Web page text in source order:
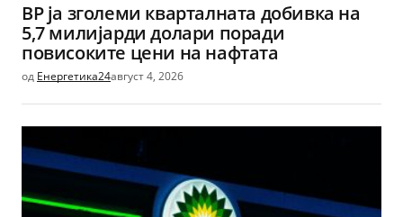
BP ја зголеми кварталната добивка на
5,7 милијарди долари поради
повисоките цени на нафтата
од Енергетика24август 4, 2026